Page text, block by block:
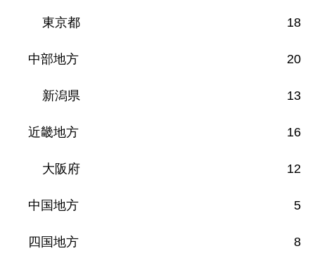
東京都 18
中部地方 20
新潟県 13
近畿地方 16
大阪府 12
中国地方 5
四国地方 8